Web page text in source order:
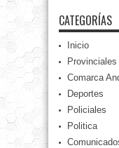
CATEGORÍAS
Inicio
Provinciales
Comarca
Deportes
Policiales
Politica